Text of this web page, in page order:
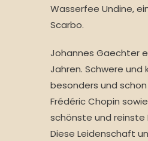
Wasserfee Undine,
Scarbo.
Johannes Gaechter
Jahren. Schwere
besonders und
Frédéric Chopin
schönste und reinste
Diese Leidenschaft